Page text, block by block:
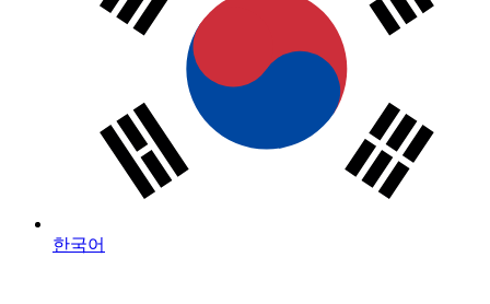
한국어